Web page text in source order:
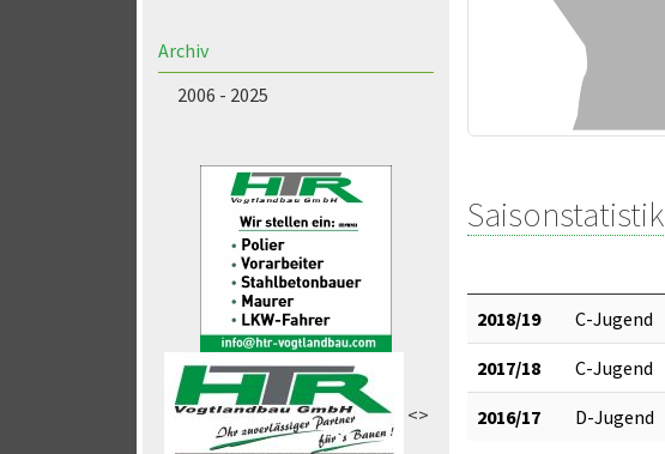
Archiv
2006 - 2025
<>
Saisonstatistik
2018/19 C-Jugend
2017/18 C-Jugend
2016/17 D-Jugend